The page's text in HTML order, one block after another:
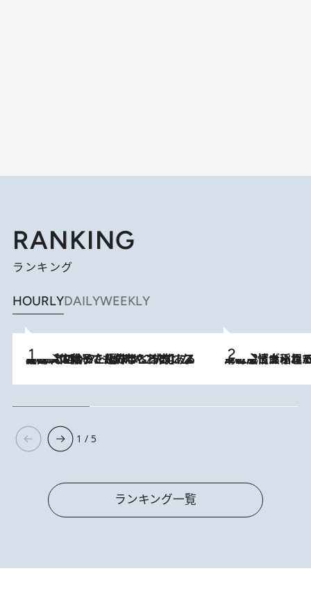
RANKING
ランキング
HOURLYDAILYWEEKLY
2026.8.5
【阿川佐和子さんの年とる力】なぜ70代で始めた趣味は“こんなに楽しい”のか？ ピアノ、俳句…スランプに陥っても続けられる“ある秘訣”とは 2026.8.5
下町風情あふれる台北屈指の人気エリア・大稲埕でセンスのいい台湾土産《ヴ
1 / 5
ランキング一覧